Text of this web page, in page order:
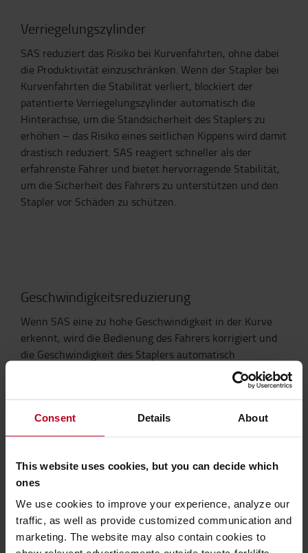
Consent Details About
This website uses cookies, but you can decide which
ones
We use cookies to improve your experience, analyze our
traffic, as well as provide customized communication and
marketing. The website may also contain cookies to
Verriegelungszylinder
SAS reduziert das Risiko bei Kurvenfahrten, ohne dabei
die Produktivität einzuschränken. Wenn der Stapler bei
Kurvenfahrten die Stabilität verliert, blockiert der
patentierte Verriegelungszylinder automatisch die
Hinterachse, um die Standsicherheit des Staplers zu
erhöhen – das Risiko eines seitlichen Kippens wird damit
drastisch reduziert. SAS reagiert schneller als der
erfahrenste Fahrer und bietet hervorragende Stabilität,
um die Sicherheit des Fahrers zu unterstützen und den
Stapler vor Schäden zu schützen.
Geschwindigkeitsreduzierung
Wenn SAS eine zu hohe Geschwindigkeit in der Kurve
erkennt, wird die Bedienung des Fahrers korrigiert und
die Geschwindigkeit des Staplers automatisch
angepasst, um die Räder und die Last in der korrekten
Position zu halten. Das Vermeiden von Unfällen sorgt für
Betriebszustand Ihrer Geräte.
Neigewinkelbegrenzung bei Vorwärtsneigung
SAS schützt sowohl die Last als auch den Stapler vor